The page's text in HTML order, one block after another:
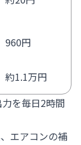
960円
約1.1万円
を毎日2時間
エアコンの補